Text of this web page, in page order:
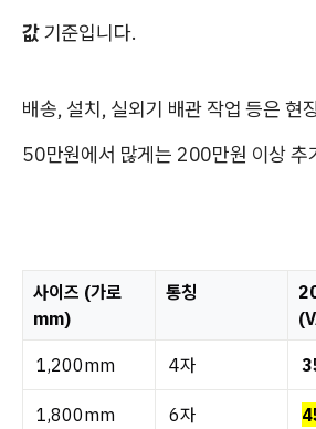
값기준입니다.
배송, 설치, 실외기 배관 작업 등은 현
50만원에서 많게는 200만원 이상 추
사이즈 (가로
mm)
통칭
1,200mm 4자
1,800mm 6자